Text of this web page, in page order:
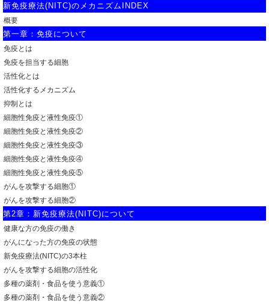
新免疫療法(NITC)のメカニズムINDEX
概要
第一章：免疫について
免疫とは
免疫を担当する細胞
活性化とは
活性化するメカニズム
抑制とは
細胞性免疫と液性免疫①
細胞性免疫と液性免疫②
細胞性免疫と液性免疫③
細胞性免疫と液性免疫④
細胞性免疫と液性免疫⑤
がんを攻撃する細胞①
がんを攻撃する細胞②
第2章：新免疫療法(NITC)について
健康な方の免疫の働き
がんになった方の免疫の状態
新免疫療法(NITC)の3本柱
がんを攻撃する細胞の活性化
多種の薬剤・食品を使う意義①
多種の薬剤・食品を使う意義②